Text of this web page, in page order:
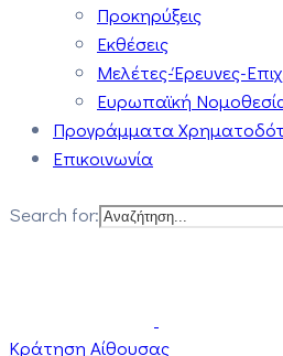
Προκηρύξεις
Εκθέσεις
Μελέτες-Έρευνες-
Ευρωπαϊκή
Προγράμματα
Επικοινωνία
Search for:
Κράτηση Αίθουσας